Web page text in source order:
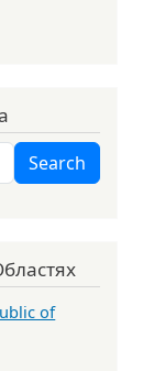
Search
of